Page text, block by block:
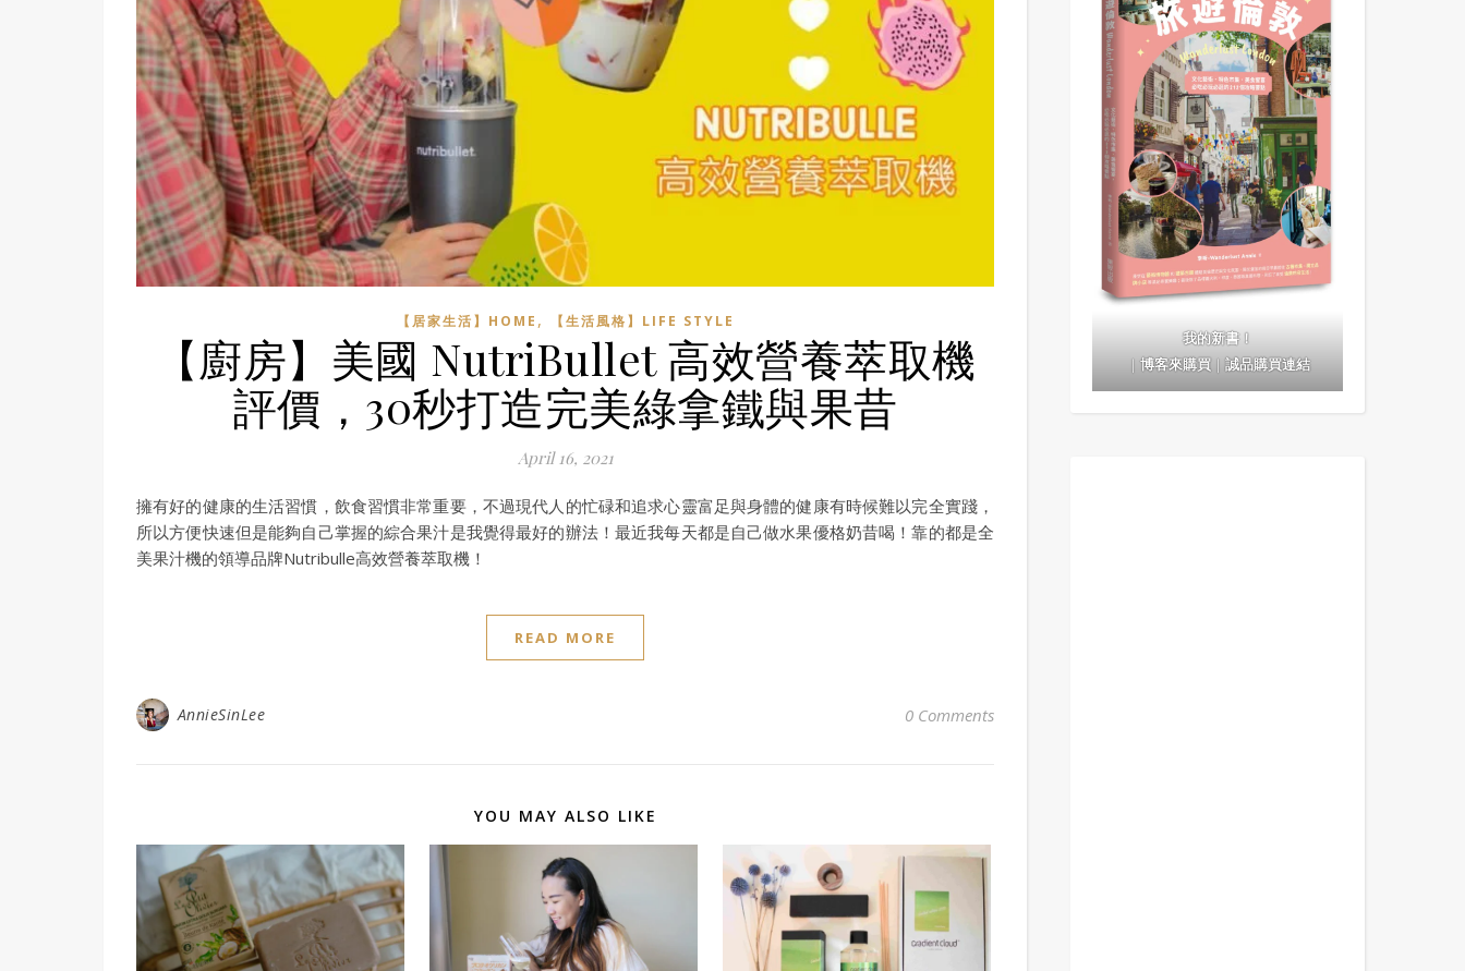
【居家生活】HOME , 【生活風格】LIFE STYLE
【廚房】美國 NutriBullet 高效營養萃取機
評價，30秒打造完美綠拿鐵與果昔
April 16, 2021
擁有好的健康的生活習慣，飲食習慣非常重要，不過現代人的忙碌和追求心靈富足與身體的健康有時候難以完全實踐，
所以方便快速但是能夠自己掌握的綜合果汁是我覺得最好的辦法！最近我每天都是自己做水果優格奶昔喝！靠的都是全
美果汁機的領導品牌Nutribulle高效營養萃取機！
READ MORE
AnnieSinLee 0 Comments
YOU MAY ALSO LIKE
我的新書！
｜博客來購買｜誠品購買連結